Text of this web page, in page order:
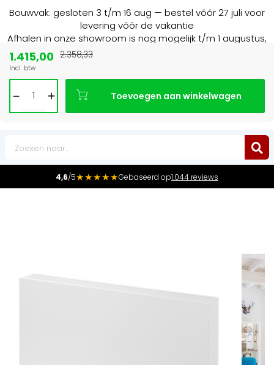
Bouwvak: gesloten 3 t/m 16 aug — bestel vóór 27 juli voor
levering vóór de vakantie
Afhalen in onze showroom is nog mogelijk t/m 1 augustus,
4,6/5★★★★★Gebaseerd op1.044 reviews
1.415,00
Incl. btw
2.358,33
Toevoegen aan winkelwagen